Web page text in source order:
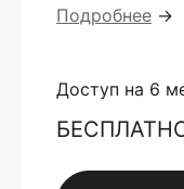
Подробнее →
Доступ на 6